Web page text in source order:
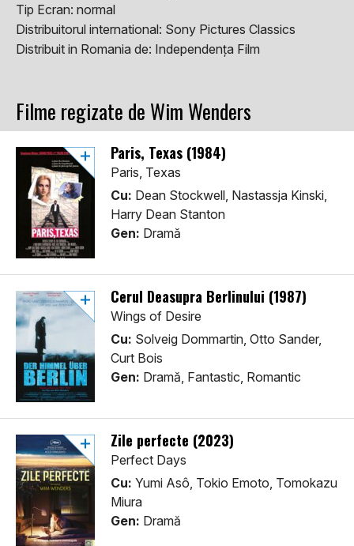
Tip Ecran: normal
Distribuitorul international: Sony Pictures Classics
Distribuit in Romania de: Independența Film
Filme regizate de Wim Wenders
Paris, Texas (1984)
Paris, Texas
Cu: Dean Stockwell, Nastassja Kinski,
Harry Dean Stanton
Gen: Dramă
Cerul Deasupra Berlinului (1987)
Wings of Desire
Cu: Solveig Dommartin, Otto Sander,
Curt Bois
Gen: Dramă, Fantastic, Romantic
Zile perfecte (2023)
Perfect Days
Cu: Yumi Asô, Tokio Emoto, Tomokazu
Miura
Gen: Dramă